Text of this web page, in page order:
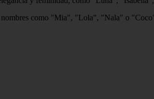
como "Mia", "Lola", "Nala" o